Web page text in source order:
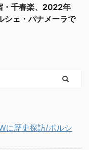
・千春楽、2022年
シェ・パナメーラで
に歴史探訪/ポルシ